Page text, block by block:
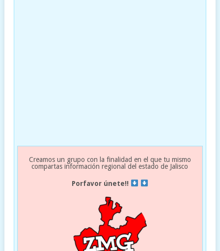
Creamos un grupo con la finalidad en el que tu mismo
compartas información regional del estado de Jalisco
Porfavor únete!!